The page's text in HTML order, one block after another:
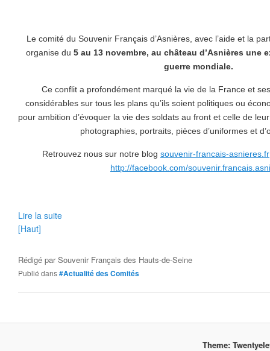
Le comité du Souvenir Français d’Asnières, avec l’aide et la
organise du5 au 13 novembre, au château d’Asnières une
guerre mondiale.
Ce conflit a profondément marqué la vie de la France et
considérables sur tous les plans qu’ils soient politiques ou
pour ambition d’évoquer la vie des soldats au front et celle de
photographies, portraits, pièces d’uniformes et
Retrouvez nous sur notre blog souvenir-francais-asnieres.fr
http://facebook.com/
Lire la suite
[Haut]
Rédigé parSouvenir Français des Hauts-de-Seine
Publié dans#Actualité des Comités
Theme: